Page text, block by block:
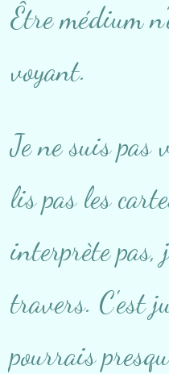
Être médium
voyant.
Je ne suis pas
lis pas les
interprète pas,
travers. C'est
pourrais